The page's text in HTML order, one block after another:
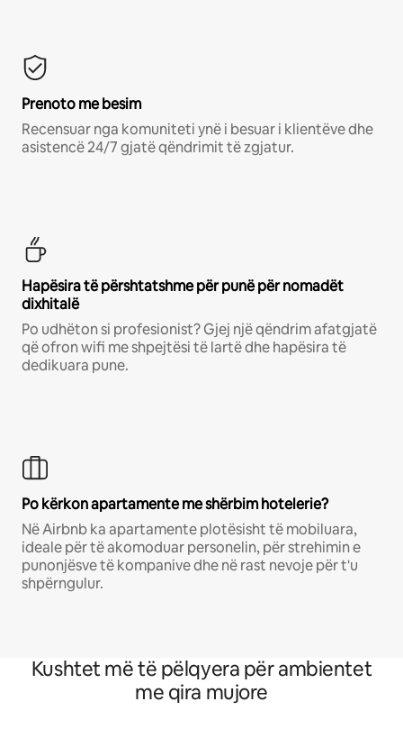
Prenoto me besim
Recensuar nga komuniteti ynë i besuar i klientëve dhe
asistencë 24/7 gjatë qëndrimit të zgjatur.
Hapësira të përshtatshme për punë për nomadët
dixhitalë
Po udhëton si profesionist? Gjej një qëndrim afatgjatë
që ofron wifi me shpejtësi të lartë dhe hapësira të
dedikuara pune.
Po kërkon apartamente me shërbim hotelerie?
Në Airbnb ka apartamente plotësisht të mobiluara,
ideale për të akomoduar personelin, për strehimin e
punonjësve të kompanive dhe në rast nevoje për t'u
shpërngulur.
Kushtet më të pëlqyera për ambientet
me qira mujore